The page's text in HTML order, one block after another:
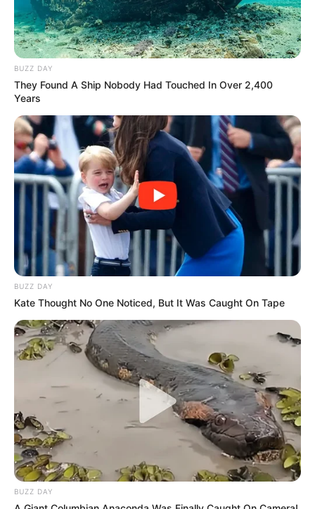
BUZZ DAY
They Found A Ship Nobody Had Touched In Over 2,400
Years
BUZZ DAY
Kate Thought No One Noticed, But It Was Caught On Tape
BUZZ DAY